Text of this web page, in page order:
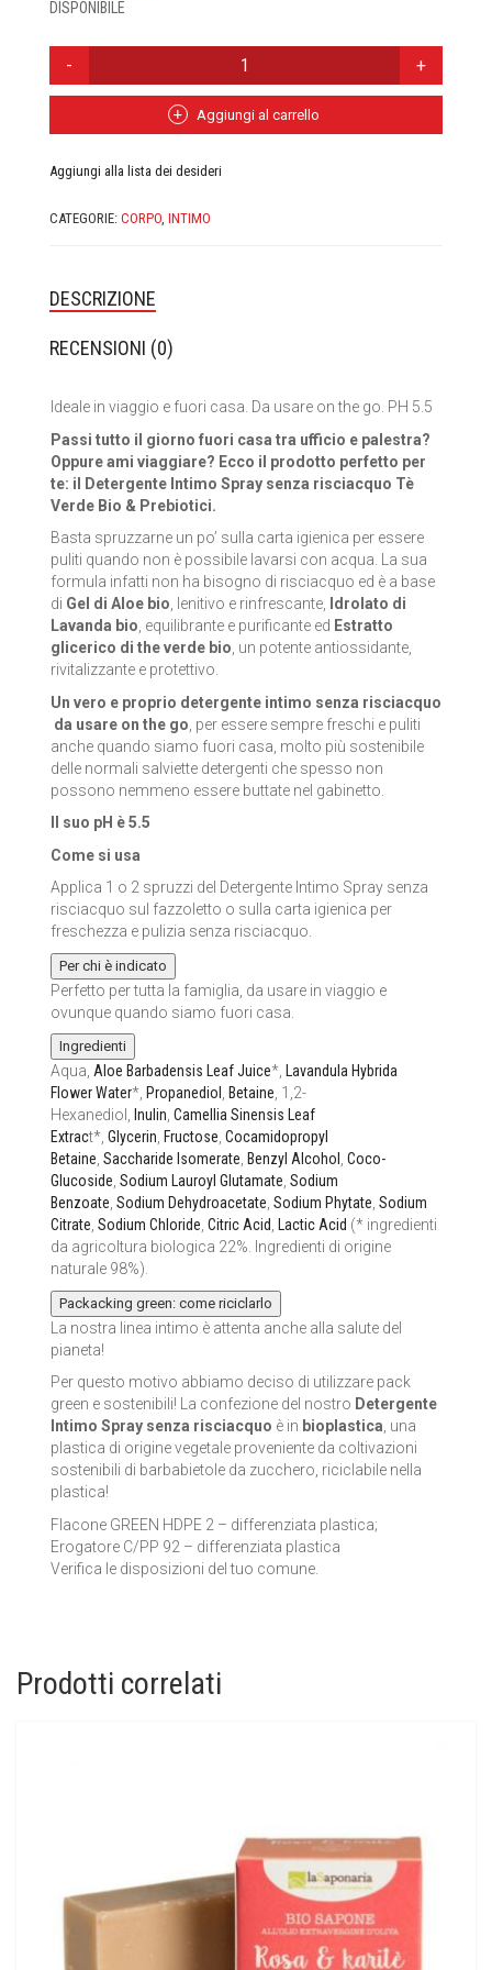
DOMUS OLEA TOSCANA
FIOR DI LUNA
FITOCOSE
HEART AND HOME
INVISIBOBBLE
LA SAPONARIA
LE ERBE DI JANAS
LE FATE BIO
NEVE COSMETICS
PHITOFILOS
PUROBIO COSMETICS
SABADÌ
TANGLE TEEZER
TEK ITALY
VILLA LODOLA
DISPONIBILE
SPRAY
RISCIACQUO
LASAPONARIA
Aggiungi al carrello
Aggiungi alla lista dei desideri
CATEGORIE: CORPO, INTIMO
DESCRIZIONE
RECENSIONI (0)
Ideale in viaggio e fuori casa. Da usare on the go. PH 5.5
Passi tutto il giorno fuori casa tra ufficio e palestra?
Oppure ami viaggiare? Ecco il prodotto perfetto per
te: il Detergente Intimo Spray senza risciacquo Tè
Verde Bio & Prebiotici.
Basta spruzzarne un po’ sulla carta igienica per essere
puliti quando non è possibile lavarsi con acqua. La sua
formula infatti non ha bisogno di risciacquo ed è a base
di Gel di Aloe bio , lenitivo e rinfrescante,
Idrolato di
Lavanda bio , equilibrante e purificante ed Estratto
glicerico di the verde bio , un potente antiossidante,
rivitalizzante e protettivo.
Un vero e proprio detergente intimo senza risciacquo​
da usare on the go , per essere sempre freschi e puliti
anche quando siamo fuori casa, molto più sostenibile
delle normali salviette detergenti che spesso non
possono nemmeno essere buttate nel gabinetto.
Il suo pH è 5.5
Come si usa
Applica 1 o 2 spruzzi del Detergente Intimo Spray senza
risciacquo sul fazzoletto o sulla carta igienica per
freschezza e pulizia senza risciacquo.
Per chi è indicato
Perfetto per tutta la famiglia, da usare in viaggio e
ovunque quando siamo fuori casa.
Ingredienti
Aqua, Aloe Barbadensis Leaf Juice*,
Lavandula Hybrida
Flower Water*, Propanediol Betaine , 1,2-
Hexanediol,
Inulin Camellia Sinensis Leaf
Extract*, Glycerin Fructose Cocamidopropyl
Betaine Saccharide Isomerate Benzyl Alcohol
Coco-
Glucoside Sodium Lauroyl Glutamate Sodium
Benzoate Sodium Dehydroacetate Sodium Phytate Sodium
Citrate Sodium Chloride Citric Acid Lactic Acid (* ingredienti
da agricoltura biologica 22%. Ingredienti di origine
naturale 98%).
Packacking green: come riciclarlo
La nostra linea intimo è attenta anche alla salute del
pianeta!
Per questo motivo abbiamo deciso di utilizzare pack
green e sostenibili! La confezione del nostro Detergente
Intimo Spray senza risciacquo è in bioplastica , una
plastica di origine vegetale proveniente da coltivazioni
sostenibili di barbabietole da zucchero, riciclabile nella
plastica!
Flacone GREEN HDPE 2 – differenziata plastica;
Erogatore C/PP 92 – differenziata plastica
Verifica le disposizioni del tuo comune.
Prodotti correlati